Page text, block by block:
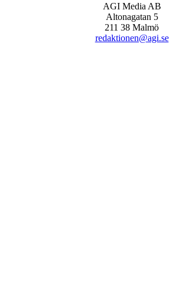
AGI Media AB
Altonagatan 5
211 38 Malmö
redaktionen@agi.se